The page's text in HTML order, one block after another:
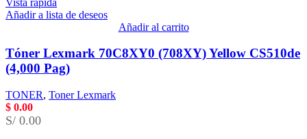
Añadir a lista de deseos
Añadir al carrito
Tóner Lexmark 70C8XY0 (708XY) Yellow CS510de
(4,000 Pag)
TONER, Toner Lexmark
$ 0.00
S/ 0.00